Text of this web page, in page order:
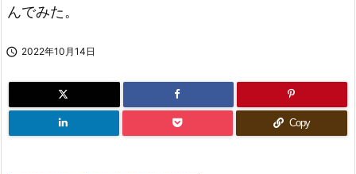
んでみた。
 2022年10月14日
Copy